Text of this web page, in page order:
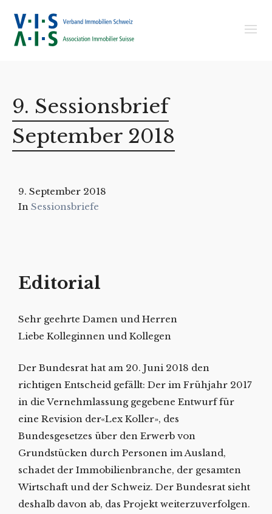
9. Sessionsbrief
September 2018
9. September 2018
In Sessionsbriefe
Editorial
Sehr geehrte Damen und Herren
Liebe Kolleginnen und Kollegen
Der Bundesrat hat am 20. Juni 2018 den
richtigen Entscheid gefällt: Der im Frühjahr 2017
in die Vernehmlassung gegebene Entwurf für
eine Revision der«Lex Koller», des
Bundesgesetzes über den Erwerb von
Grundstücken durch Personen im Ausland,
schadet der Immobilienbranche, der gesamten
Wirtschaft und der Schweiz. Der Bundesrat sieht
deshalb davon ab, das Projekt weiterzuverfolgen.